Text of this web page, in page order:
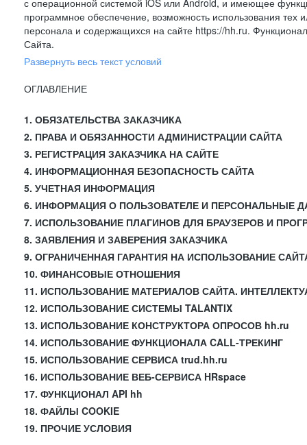
с операционной системой iOS или Android, и имеющее
программное обеспечение, возможность использования
персонала и содержащихся на сайте https://hh.ru.
Сайта.
Развернуть весь текст условий
ОГЛАВЛЕНИЕ
1. ОБЯЗАТЕЛЬСТВА ЗАКАЗЧИКА
2. ПРАВА И ОБЯЗАННОСТИ АДМИНИСТРАЦИИ САЙТА
3. РЕГИСТРАЦИЯ ЗАКАЗЧИКА НА САЙТЕ
4. ИНФОРМАЦИОННАЯ БЕЗОПАСНОСТЬ САЙТА
5. УЧЕТНАЯ ИНФОРМАЦИЯ
6. ИНФОРМАЦИЯ О ПОЛЬЗОВАТЕЛЕ И ПЕРСОНАЛЬНЫЕ
7. ИСПОЛЬЗОВАНИЕ ПЛАГИНОВ ДЛЯ БРАУЗЕРОВ И
8. ЗАЯВЛЕНИЯ И ЗАВЕРЕНИЯ ЗАКАЗЧИКА
9. ОГРАНИЧЕННАЯ ГАРАНТИЯ НА ИСПОЛЬЗОВАНИЕ
10. ФИНАНСОВЫЕ ОТНОШЕНИЯ
11. ИСПОЛЬЗОВАНИЕ МАТЕРИАЛОВ САЙТА.
12. ИСПОЛЬЗОВАНИЕ СИСТЕМЫ TALANTIX
13. ИСПОЛЬЗОВАНИЕ КОНСТРУКТОРА ОПРОСОВ hh.ru
14. ИСПОЛЬЗОВАНИЕ ФУНКЦИОНАЛА CALL-ТРЕКИНГ
15. ИСПОЛЬЗОВАНИЕ СЕРВИСА trud.hh.ru
16. ИСПОЛЬЗОВАНИЕ ВЕБ-СЕРВИСА HRspace
17. ФУНКЦИОНАЛ API hh
18. ФАЙЛЫ COOKIE
19. ПРОЧИЕ УСЛОВИЯ